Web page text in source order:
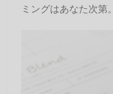
ミングはあなた次第。